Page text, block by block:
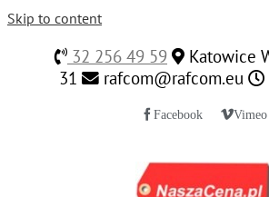
Skip to content
32 256 49 59
Katowice
31
rafcom@rafcom.eu
Facebook Vimeo